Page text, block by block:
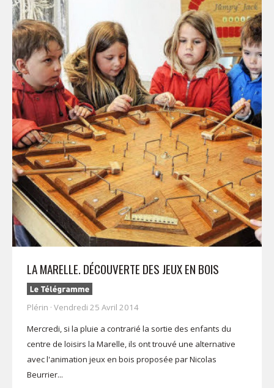
LA MARELLE. DÉCOUVERTE DES JEUX EN BOIS
Plérin · Vendredi 25 Avril 2014
Mercredi, si la pluie a contrarié la sortie des enfants du
centre de loisirs la Marelle, ils ont trouvé une alternative
avec l'animation jeux en bois proposée par Nicolas
Beurrier...